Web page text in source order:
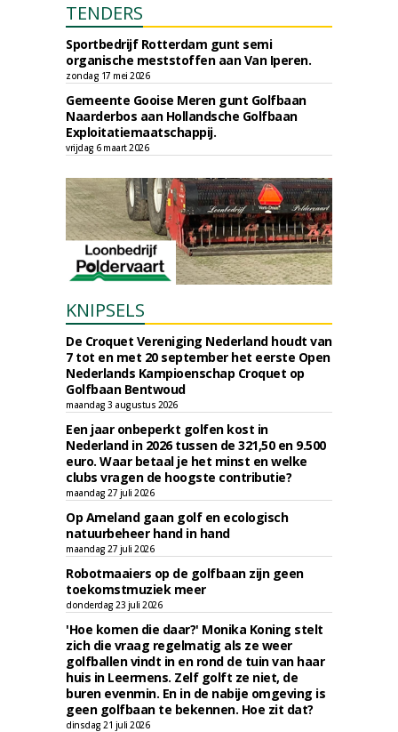
TENDERS
Sportbedrijf Rotterdam gunt semi
organische meststoffen aan Van Iperen.
zondag 17 mei 2026
Gemeente Gooise Meren gunt Golfbaan
Naarderbos aan Hollandsche Golfbaan
Exploitatiemaatschappij.
vrijdag 6 maart 2026
KNIPSELS
De Croquet Vereniging Nederland houdt van
7 tot en met 20 september het eerste Open
Nederlands Kampioenschap Croquet op
Golfbaan Bentwoud
maandag 3 augustus 2026
Een jaar onbeperkt golfen kost in
Nederland in 2026 tussen de 321,50 en 9.500
euro. Waar betaal je het minst en welke
clubs vragen de hoogste contributie?
maandag 27 juli 2026
Op Ameland gaan golf en ecologisch
natuurbeheer hand in hand
maandag 27 juli 2026
Robotmaaiers op de golfbaan zijn geen
toekomstmuziek meer
donderdag 23 juli 2026
'Hoe komen die daar?' Monika Koning stelt
zich die vraag regelmatig als ze weer
golfballen vindt in en rond de tuin van haar
huis in Leermens. Zelf golft ze niet, de
buren evenmin. En in de nabije omgeving is
geen golfbaan te bekennen. Hoe zit dat?
dinsdag 21 juli 2026